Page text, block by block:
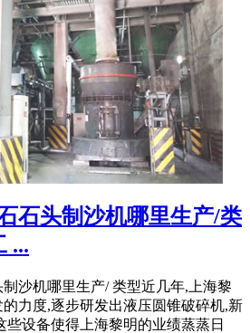
石头制沙机哪里生产/类
...
沙机哪里生产/ 类型近几年,上海黎
力度,逐步研发出液压圆锥破碎机,新
些设备使得上海黎明的业绩蒸蒸日